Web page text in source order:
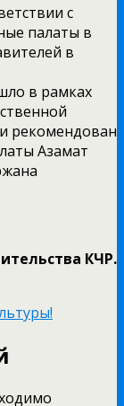
с
палаты в
в
в рамках
рекомендован
Азамат
КЧР.